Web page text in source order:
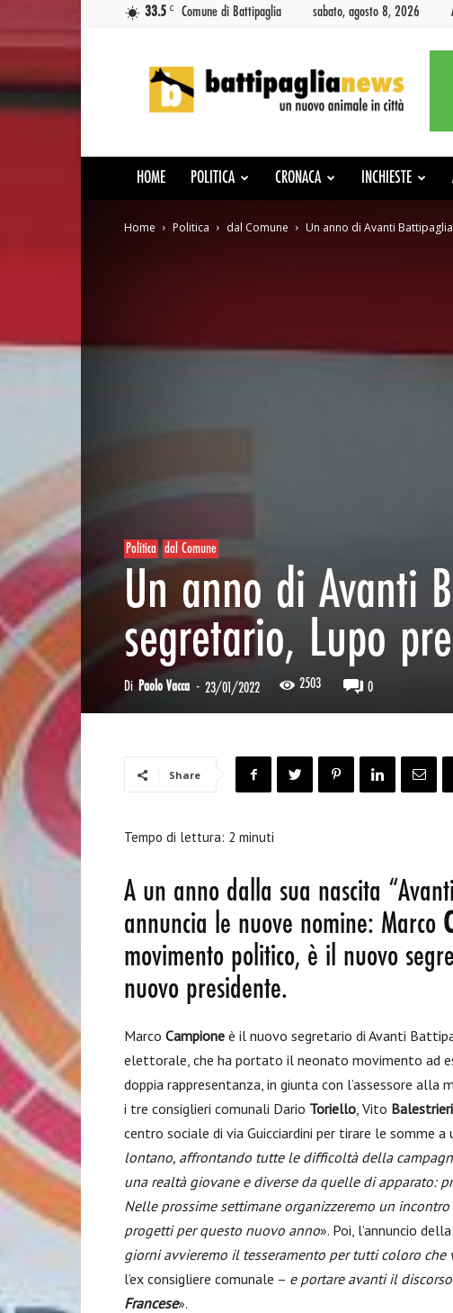
33.5 C Comune di Battipaglia sabato, agosto 8, 2026
News
HOME POLITICA CRONACA INCHIESTE
Home Politica dal Comune Un anno di Avanti
Politica dal Comune
Un anno di Avanti
segretario, Lupo
Di Paolo Vacca - 23/01/2022 2503 0
Share
Tempo di lettura: 2 minuti
A un anno dalla sua nascita
annuncia le nuove nomine: Marco
movimento politico, è il nuovo
nuovo presidente.
Marco Campione è il nuovo segretario di Avanti
elettorale, che ha portato il neonato movimento ad
doppia rappresentanza, in giunta con l’assessore
i tre consiglieri comunali Dario Toriello, Vito Balestrieri
centro sociale di via Guicciardini per tirare le somme a
lontano, affrontando tutte le difficoltà della
una realtà giovane e diverse da quelle di apparato:
Nelle prossime settimane organizzeremo un
progetti per questo nuovo anno». Poi, l’annuncio
giorni avvieremo il tesseramento per tutti coloro
l’ex consigliere comunale – e portare avanti il
Francese».